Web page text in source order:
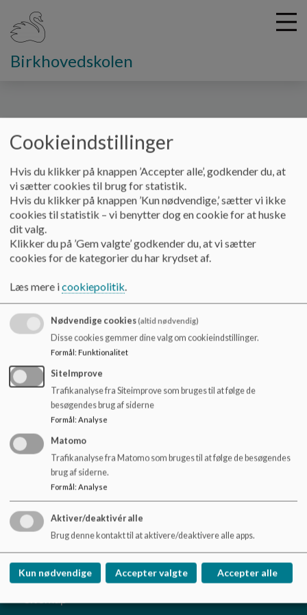
Birkhovedskolen
Skolens værdisæt
Vores værdisæt er besluttet af det samlede personale og
Skolebestyrelse.
Værdisættet skal fremme skolens mission og vision, og alle
skolens medarbejdere, elever og forældre er forpligtiget til
arbejde ud fra dette værdisæt.
Skolens værdier:
Fællesskab (inklusion)
Samarbejde
Positiv selvopfattelse
Ansvarlighed
Anerkendelse
Faglighed
Birkhovedskolen
Svanedamsgade 2
birkhovedskolen@nyborg.dk
+45 63337021
EAN NR. 5798007020552
Tilgængelighedserklæring
Cookieindstillinger
Hvis du klikker på knappen ’Accepter alle’, godkender du, at
vi sætter cookies til brug for statistik.
Hvis du klikker på knappen ’Kun nødvendige,’ sætter vi ikke
cookies til statistik – vi benytter dog en cookie for at huske
dit valg.
Klikker du på ’Gem valgte’ godkender du, at vi sætter
cookies for de kategorier du har krydset af.
Læs mere icookiepolitik.
Nødvendige cookies(altid nødvendig)
Disse cookies gemmer dine valg om cookieindstillinger.
Formål: Funktionalitet
SiteImprove
Trafikanalyse fra Siteimprove som bruges til at følge de
besøgendes brug af siderne
Formål: Analyse
Matomo
Trafikanalyse fra Matomo som bruges til at følge de besøgendes
brug af siderne.
Formål: Analyse
Aktiver/deaktivér alle
Brug denne kontakt til at aktivere/deaktivere alle apps.
Kun nødvendige Accepter valgte Accepter alle